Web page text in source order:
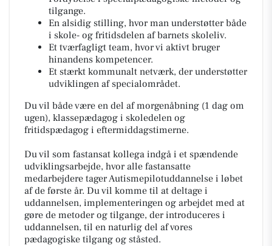
tilgange.
En alsidig stilling, hvor man understøtter både
i skole- og fritidsdelen af barnets skoleliv.
Et tværfagligt team, hvor vi aktivt bruger
hinandens kompetencer.
Et stærkt kommunalt netværk, der understøtter
udviklingen af specialområdet.
Du vil både være en del af morgenåbning (1 dag om
ugen), klassepædagog i skoledelen og
fritidspædagog i eftermiddagstimerne.
Du vil som fastansat kollega indgå i et spændende
udviklingsarbejde, hvor alle fastansatte
medarbejdere tager Autismepilotuddannelse i løbet
af de første år. Du vil komme til at deltage i
uddannelsen, implementeringen og arbejdet med at
gøre de metoder og tilgange, der introduceres i
uddannelsen, til en naturlig del af vores
pædagogiske tilgang og ståsted.